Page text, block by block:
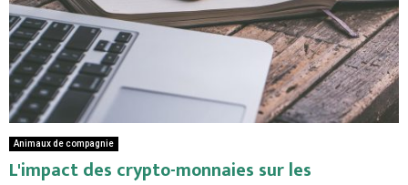
Animaux de compagnie
L'impact des crypto-monnaies sur les